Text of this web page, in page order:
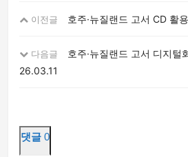
이전글 호주·뉴질랜드 고서 CD 활
다음글
호주·뉴질랜드 고서 디지털
26.03.11
댓글 0